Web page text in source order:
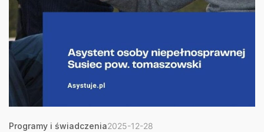
Programy i świadczenia2025-12-28